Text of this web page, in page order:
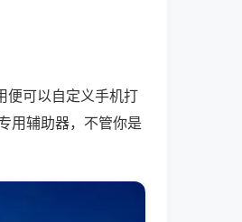
便可以自定义手机打
用辅助器，不管你是